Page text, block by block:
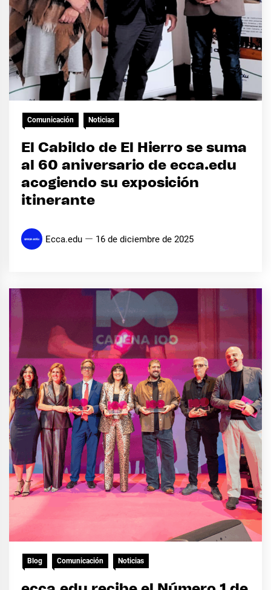
Comunicación Noticias
El Cabildo de El Hierro se suma
al 60 aniversario de ecca.edu
acogiendo su exposición
itinerante
Ecca.edu 16 de diciembre de 2025
Blog Comunicación Noticias